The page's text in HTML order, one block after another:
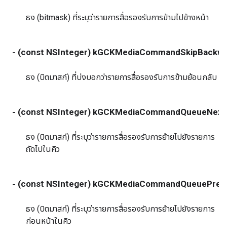
ธง (bitmask) ที่ระบุว่ารายการสื่อรองรับการข้ามไปข้างหน้า
- (const NSInteger)
ธง (บิตมาสก์) ที่บ่งบอกว่ารายการสื่อรองรับการข้ามย้อนกลับ
- (const NSInteger) kGCKMediaCommandQueueNext
ธง (บิตมาสก์) ที่ระบุว่ารายการสื่อรองรับการย้ายไปยังรายการ
ถัดไปในคิว
- (const NSInteger)
ธง (บิตมาสก์) ที่ระบุว่ารายการสื่อรองรับการย้ายไปยังรายการ
ก่อนหน้าในคิว